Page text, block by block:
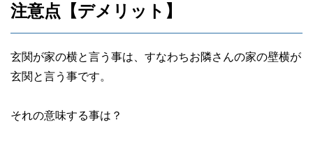
注意点【デメリット】
玄関が家の横と言う事は、すなわちお隣さんの家の壁横が
玄関と言う事です。
それの意味する事は？